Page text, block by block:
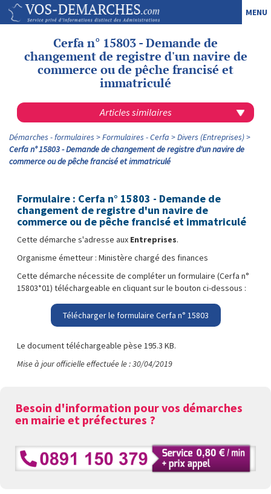
MENU
Cerfa n° 15803 - Demande de
changement de registre d'un navire de
commerce ou de pêche francisé et
immatriculé
Articles similaires
Démarches - formulaires Formulaires - Cerfa
Divers (Entreprises)
Cerfa n° 15803 - Demande de changement de registre d'un navire de
commerce ou de pêche francisé et immatriculé
Formulaire : Cerfa n° 15803 - Demande de
changement de registre d'un navire de
commerce ou de pêche francisé et immatriculé
Cette démarche s'adresse aux Entreprises.
Organisme émetteur : Ministère chargé des finances
Cette démarche nécessite de compléter un formulaire (Cerfa n°
15803*01) téléchargeable en cliquant sur le bouton ci-dessous :
Télécharger le formulaire Cerfa n° 15803
Le document téléchargeable pèse 195.3 KB.
Mise à jour officielle effectuée le : 30/04/2019
Besoin d'information pour vos démarches
en mairie et préfectures ?